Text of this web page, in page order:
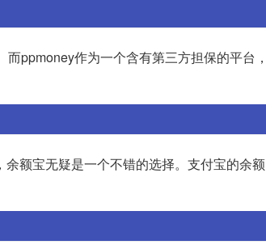
ppmoney作为一个含有第三方担保的平台，
额宝无疑是一个不错的选择。支付宝的余额